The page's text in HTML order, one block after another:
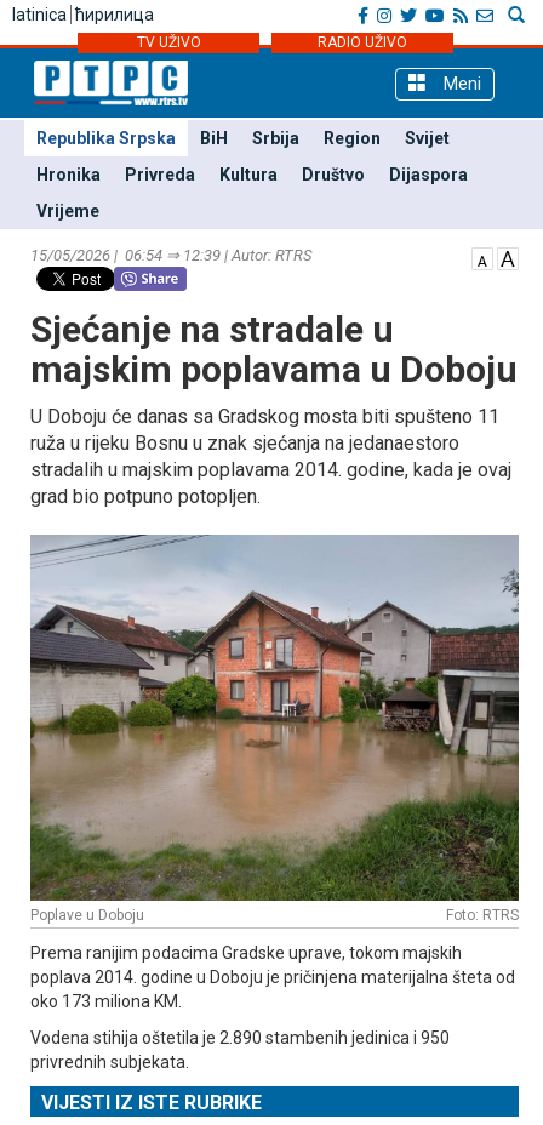
latinica ћирилица
TV UŽIVO RADIO UŽIVO
Meni
Republika Srpska BiH Srbija Region
Svijet
Hronika
Privreda Kultura Društvo
Dijaspora
Vrijeme
15/05/2026 | 06:54 ⇒ 12:39 | Autor: RTRS
Sjećanje na stradale u
majskim poplavama u Doboju
U Doboju će danas sa Gradskog mosta biti spušteno 11
ruža u rijeku Bosnu u znak sjećanja na jedanaestoro
stradalih u majskim poplavama 2014. godine, kada je ovaj
grad bio potpuno potopljen.
Poplave u Doboju Foto: RTRS
Prema ranijim podacima Gradske uprave, tokom majskih
poplava 2014. godine u Doboju je pričinjena materijalna šteta od
oko 173 miliona KM.
Vodena stihija oštetila je 2.890 stambenih jedinica i 950
privrednih subjekata.
VIJESTI IZ ISTE RUBRIKE